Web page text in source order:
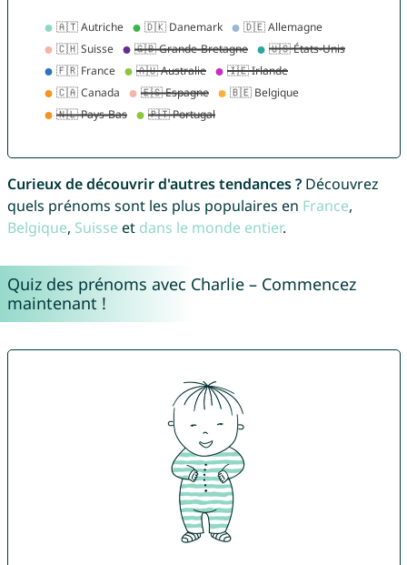
Curieux de découvrir d'autres tendances ?Découvrez
quels prénoms sont les plus populaires en France,
Belgique, Suisse et dans le monde entier.
Quiz des prénoms avec Charlie – Commencez
maintenant !